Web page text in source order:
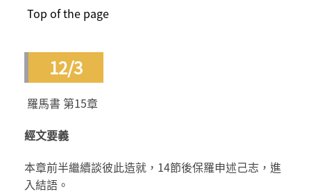
Top of the page
12/3
羅馬書 第15章
經文要義
本章前半繼續談彼此造就，14節後保羅申述己志，進
入結語。